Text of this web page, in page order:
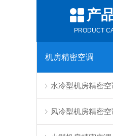
产
PRODUCT
机房精密空调
水冷型机房精密空
风冷型机房精密空